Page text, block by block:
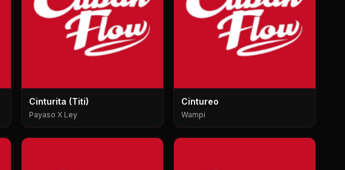
Cinturita (Titi)
Payaso X Ley
Cintureo
Wampi